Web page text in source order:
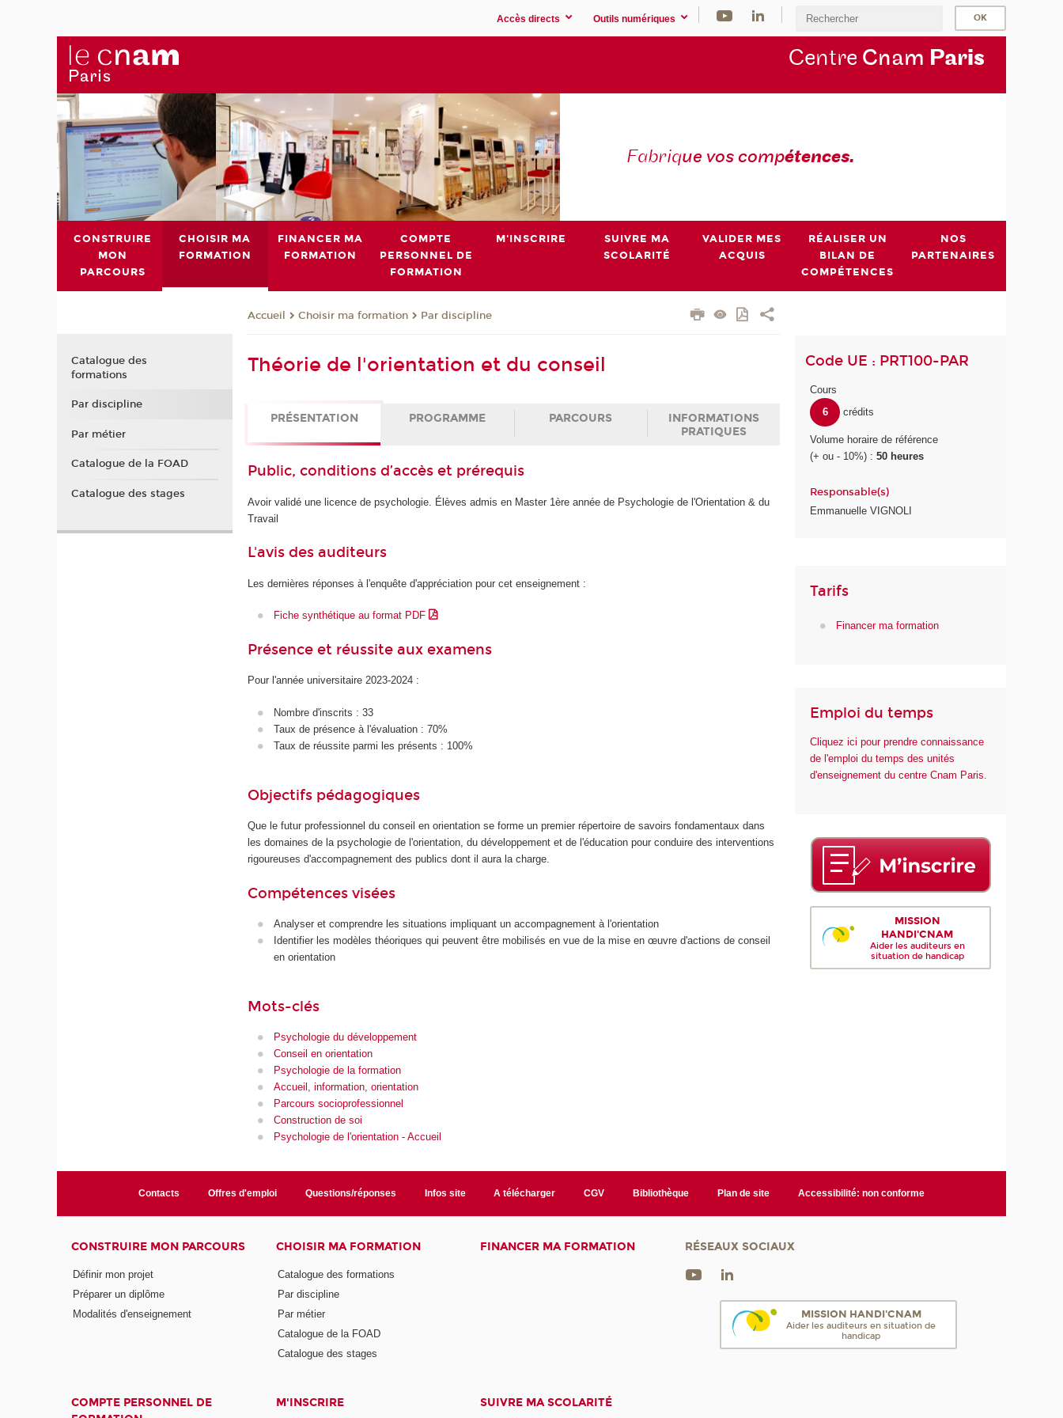
Accès directs Outils numériques
Centre Cnam Paris
Fabrique vos compétences.
CONSTRUIRE
MON
PARCOURS
CHOISIR MA
FORMATION
FINANCER MA
FORMATION
COMPTE
PERSONNEL DE
FORMATION
M'INSCRIRE
SUIVRE MA
SCOLARITÉ
VALIDER MES
ACQUIS
RÉALISER UN
BILAN DE
COMPÉTENCES
NOS
PARTENAIRES
Accueil Choisir ma formation Par discipline
Théorie de l'orientation et du conseil
PRÉSENTATION PROGRAMME PARCOURS
INFORMATIONS
PRATIQUES
Public, conditions d’accès et prérequis
Avoir validé une licence de psychologie. Élèves admis en Master 1ère année de Psychologie de l'Orientation & du
Travail
L'avis des auditeurs
Les dernières réponses à l'enquête d'appréciation pour cet enseignement :
Fiche synthétique au format PDF
Présence et réussite aux examens
Pour l'année universitaire 2023-2024 :
Nombre d'inscrits : 33
Taux de présence à l'évaluation : 70%
Taux de réussite parmi les présents : 100%
Objectifs pédagogiques
Que le futur professionnel du conseil en orientation se forme un premier répertoire de savoirs fondamentaux dans
les domaines de la psychologie de l'orientation, du développement et de l'éducation pour conduire des interventions
rigoureuses d'accompagnement des publics dont il aura la charge.
Compétences visées
Analyser et comprendre les situations impliquant un accompagnement à l'orientation
Identifier les modèles théoriques qui peuvent être mobilisés en vue de la mise en œuvre d'actions de conseil
en orientation
Mots-clés
Psychologie du développement
Conseil en orientation
Psychologie de la formation
Accueil, information, orientation
Parcours socioprofessionnel
Construction de soi
Psychologie de l'orientation - Accueil
Code UE : PRT100-PAR
Cours
6
crédits
Volume horaire de référence
(+ ou - 10%) :50 heures
Responsable(s)
Emmanuelle VIGNOLI
Tarifs
Financer ma formation
Emploi du temps
Cliquez ici pour prendre connaissance
de l'emploi du temps des unités
d'enseignement du centre Cnam Paris.
MISSION
HANDI'CNAM
Aider les auditeurs en
situation de handicap
Catalogue des
formations
Par discipline
Par métier
Catalogue de la FOAD
Catalogue des stages
Contacts Offres d'emploi Questions/réponses Infos site A télécharger CGV Bibliothèque Plan de site Accessibilité: non conforme
CONSTRUIRE MON PARCOURS
Définir mon projet
Préparer un diplôme
Modalités d'enseignement
CHOISIR MA FORMATION
Catalogue des formations
Par discipline
Par métier
Catalogue de la FOAD
Catalogue des stages
FINANCER MA FORMATION
COMPTE PERSONNEL DE
M'INSCRIRE SUIVRE MA SCOLARITÉ
RÉSEAUX SOCIAUX
MISSION HANDI'CNAM
Aider les auditeurs en situation de
handicap